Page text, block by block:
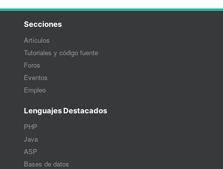
Secciones
Artículos
Tutoriales y código fuente
Foros
Eventos
Empleo
Lenguajes Destacados
PHP
Java
ASP
Bases de datos